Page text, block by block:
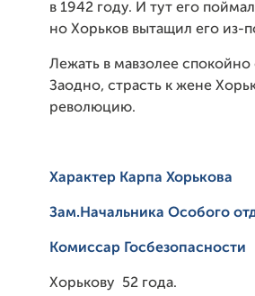
в 1942 году. И тут его
но Хорьков вытащил его из-
Лежать в мавзолее
Заодно, страсть к жене
революцию.
Характер Карпа Хорькова
Зам.Начальника Особого о
Комиссар Госбезопасности
Хорькову 52 года.